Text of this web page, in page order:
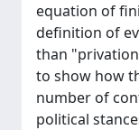
equation of
definition of
than
to show how
number of
political